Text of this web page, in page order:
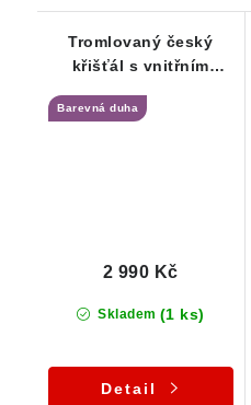
Tromlovaný český
křišťál s vnitřním
přívěsek
Barevná duha
Skladem (1 ks)
2 990 Kč
Detail